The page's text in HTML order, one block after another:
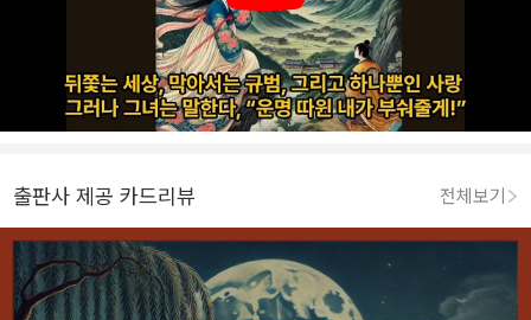
출판사 제공 카드리뷰 전체보기